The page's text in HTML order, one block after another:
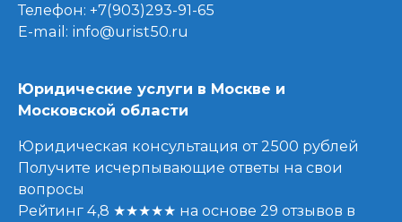
Телефон: +7(903)293-91-65
E-mail: info@urist50.ru
Юридические услуги в Москве и
Московской области
Юридическая консультация от 2500 рублей
Получите исчерпывающие ответы на свои
вопросы
Рейтинг 4,8 ★★★★★ на основе 29 отзывов в